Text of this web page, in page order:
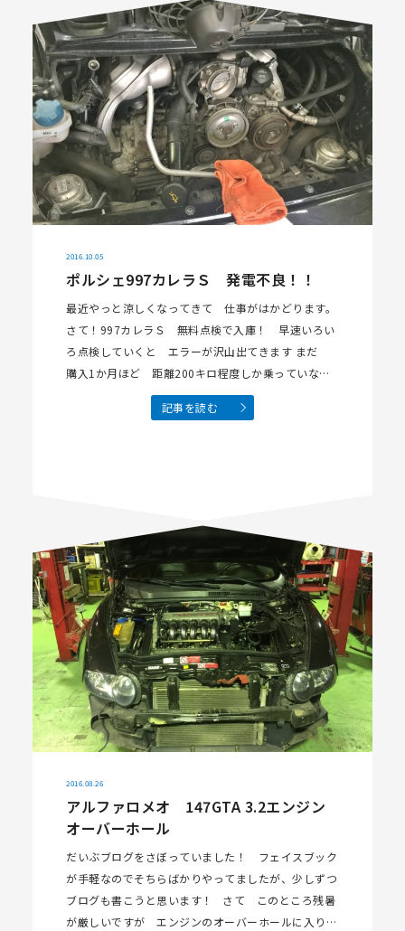
2016.10.05
ポルシェ997カレラＳ 発電不良！！
最近やっと涼しくなってきて 仕事がはかどります。
さて！997カレラＳ 無料点検で入庫！ 早速いろい
ろ点検していくと エラーが沢山出てきます まだ
購入1か月ほど 距離200キロ程度しか乗っていない
との事、コンピューター診断がエラーでまくりで 何
やら発電していない 納車直前にバッテ…
記事を読む
2016.08.26
アルファロメオ 147GTA 3.2エンジン
オーバーホール
だいぶブログをさぼっていました！ フェイスブック
が手軽なのでそちらばかりやってましたが、少しずつ
ブログも書こうと思います！ さて このところ残暑
が厳しいですが エンジンのオーバーホールに入りま